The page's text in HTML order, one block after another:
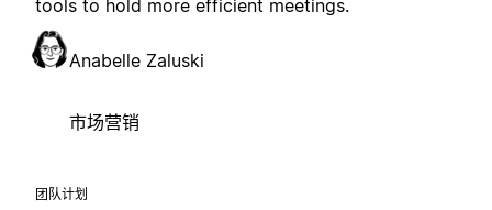
tools to hold more efficient meetings.
Anabelle Zaluski
市场营销
团队计划